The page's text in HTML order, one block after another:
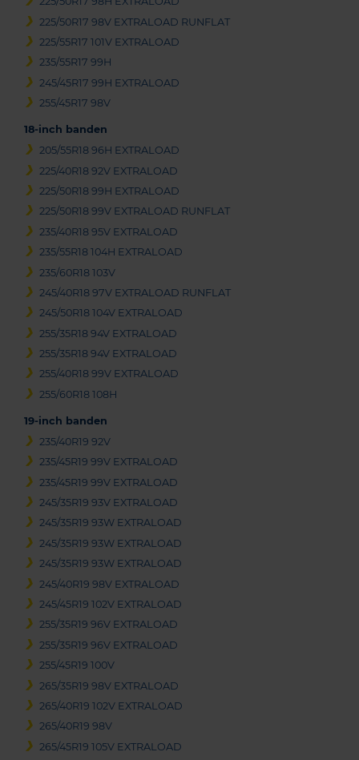
225/50R17 98V EXTRALOAD RUNFLAT
225/55R17 101V EXTRALOAD
235/55R17 99H
245/45R17 99H EXTRALOAD
255/45R17 98V
18-inch banden
205/55R18 96H EXTRALOAD
225/40R18 92V EXTRALOAD
225/50R18 99H EXTRALOAD
225/50R18 99V EXTRALOAD RUNFLAT
235/40R18 95V EXTRALOAD
235/55R18 104H EXTRALOAD
235/60R18 103V
245/40R18 97V EXTRALOAD RUNFLAT
245/50R18 104V EXTRALOAD
255/35R18 94V EXTRALOAD
255/35R18 94V EXTRALOAD
255/40R18 99V EXTRALOAD
255/60R18 108H
19-inch banden
235/40R19 92V
235/45R19 99V EXTRALOAD
235/45R19 99V EXTRALOAD
245/35R19 93V EXTRALOAD
245/35R19 93W EXTRALOAD
245/35R19 93W EXTRALOAD
245/35R19 93W EXTRALOAD
245/40R19 98V EXTRALOAD
245/45R19 102V EXTRALOAD
255/35R19 96V EXTRALOAD
255/35R19 96V EXTRALOAD
255/45R19 100V
265/35R19 98V EXTRALOAD
265/40R19 102V EXTRALOAD
265/40R19 98V
265/45R19 105V EXTRALOAD